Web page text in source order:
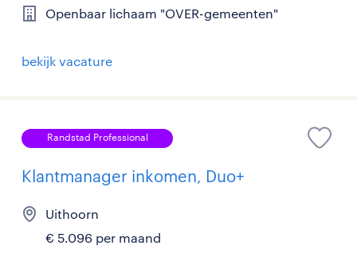
Openbaar lichaam "OVER-gemeenten"
bekijk vacature
Randstad Professional
Klantmanager inkomen, Duo+
Uithoorn
€ 5.096 per maand